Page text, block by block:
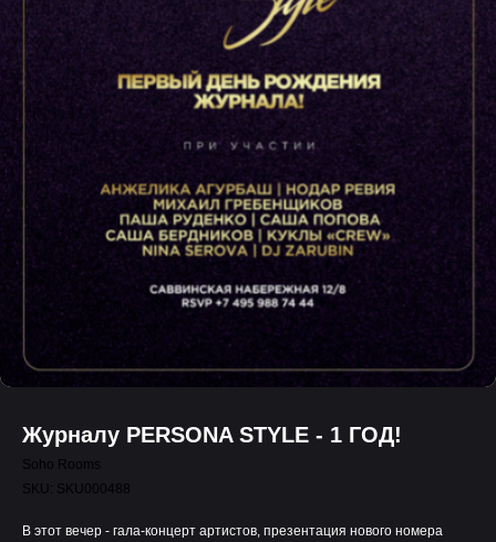
Журналу PERSONA STYLE - 1 ГОД!
Soho Rooms
SKU: SKU000488
В этот вечер - гала-концерт артистов, презентация нового номера